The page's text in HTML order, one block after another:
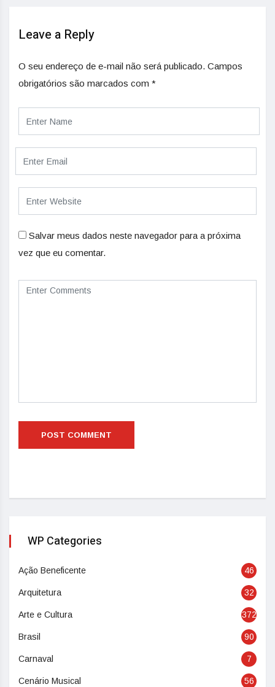
Leave a Reply
O seu endereço de e-mail não será publicado. Campos
obrigatórios são marcados com *
Salvar meus dados neste navegador para a próxima
vez que eu comentar.
WP Categories
Ação Beneficente 46
Arquitetura 32
Arte e Cultura 372
Brasil 90
Carnaval 7
Cenário Musical 56